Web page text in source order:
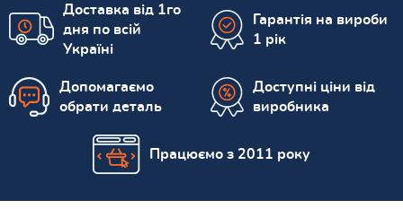
Доставка від 1го
дня по всій
Україні
Гарантія на вироби
1 рік
Допомагаємо
обрати деталь
Доступні ціни від
виробника
Працюємо з 2011 року